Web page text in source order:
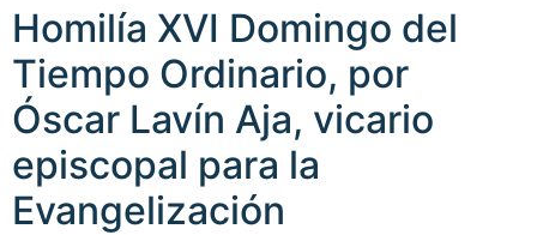
Homilía XVI Domingo del
Tiempo Ordinario, por
Óscar Lavín Aja, vicario
episcopal para la
Evangelización